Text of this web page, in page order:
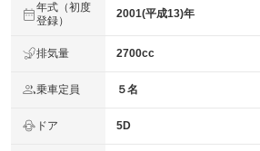
年式（初度
登録）
2001(平成13)年
排気量 2700cc
乗車定員 ５名
ドア 5D